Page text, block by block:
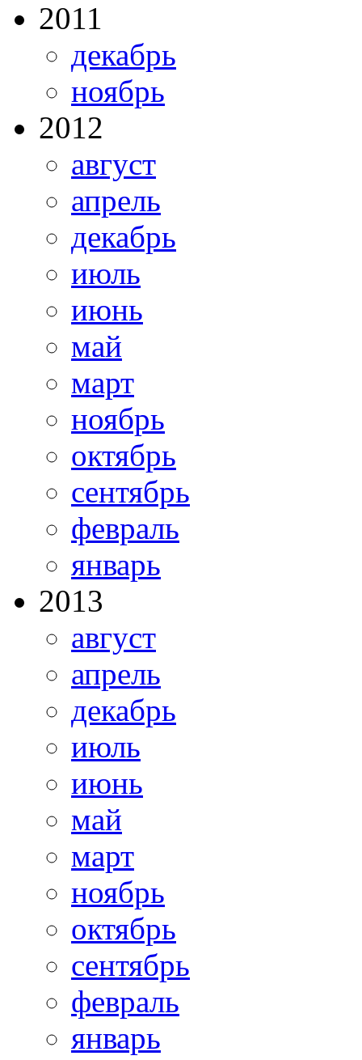
2011
декабрь
ноябрь
2012
август
апрель
декабрь
июль
июнь
май
март
ноябрь
октябрь
сентябрь
февраль
январь
2013
август
апрель
декабрь
июль
июнь
май
март
ноябрь
октябрь
сентябрь
февраль
январь